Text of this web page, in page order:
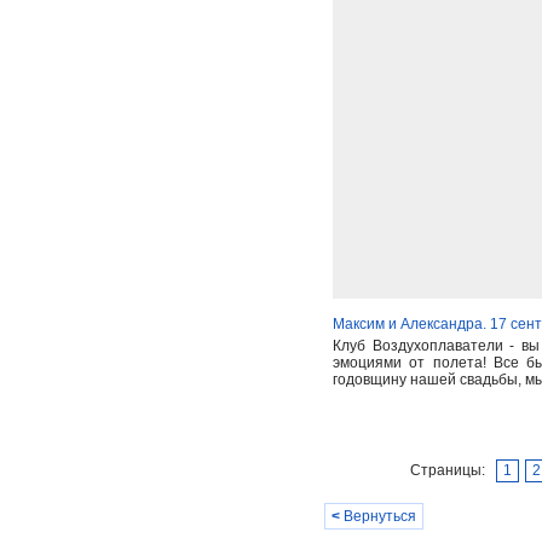
Максим и Александра. 17
Клуб Воздухоплаватели -
эмоциями от полета! Все
годовщину нашей свадьбы,
Страницы: 1 2
< Вернуться